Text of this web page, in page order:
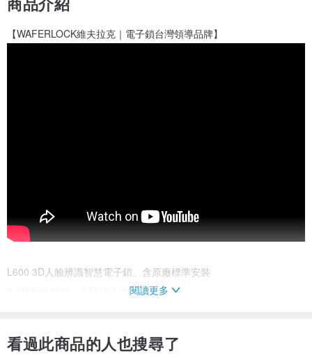
【WAFERLOCK維夫拉克｜電子鎖台灣領導品牌】
L600 3D人臉辨識智慧電子鎖、含原廠標準安裝
0.4秒快速解鎖、夜間紅外線辨識
支援四種開門方式：
閱讀更多
看過此商品的人也搜尋了